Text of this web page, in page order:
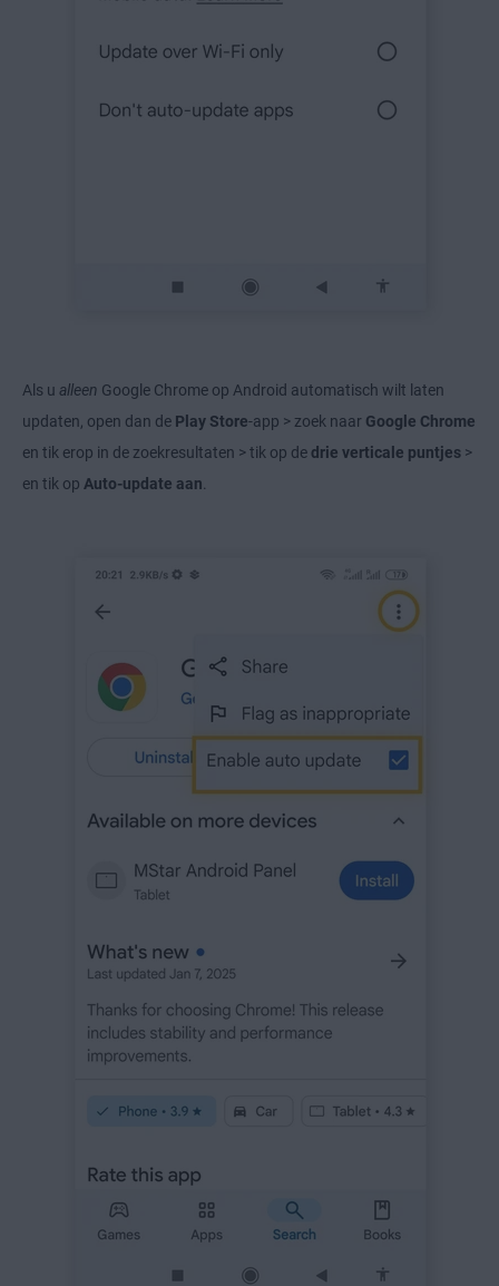
Als u alleen Google Chrome op Android automatisch wilt laten
updaten, open dan de Play Store-app > zoek naar Google Chrome
en tik erop in de zoekresultaten > tik op de drie verticale puntjes >
en tik op Auto-update aan